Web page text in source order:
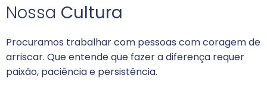
Nossa Cultura
Procuramos trabalhar com pessoas com coragem de
arriscar. Que entende que fazer a diferença requer
paixão, paciência e persistência.